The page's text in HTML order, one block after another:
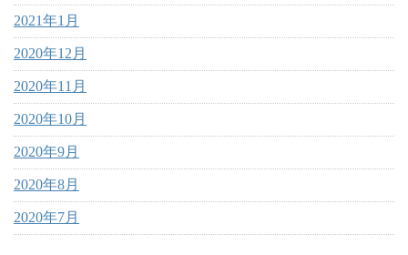
2021年1月
2020年12月
2020年11月
2020年10月
2020年9月
2020年8月
2020年7月